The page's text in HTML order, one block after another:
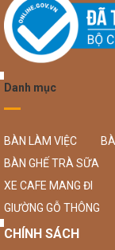
Danh mục
BÀN LÀM VIỆC
BÀN GHẾ TRÀ SỮA
XE CAFE MANG ĐI
GIƯỜNG GỖ THÔNG
CHÍNH SÁCH